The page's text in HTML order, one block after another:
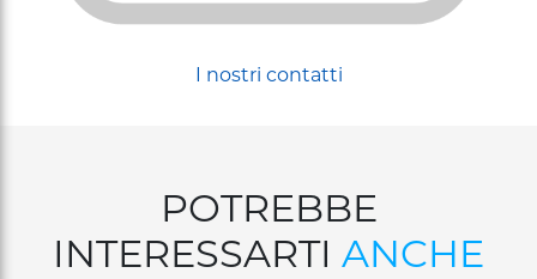
I nostri contatti
POTREBBE
INTERESSARTI ANCHE